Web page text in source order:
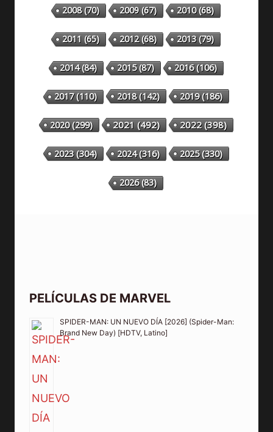
2008(70) 2009(67) 2010(68)
2011 (65) 2012(68) 2013(79)
2014(84) 2015(87) 2016(106)
2017(110) 2018(142) 2019(186)
2020(299) 2021(492) 2022(398)
2023(304) 2024(316) 2025(330)
2026(83)
PELÍCULAS DE MARVEL
SPIDER-MAN: UN NUEVO DÍA [2026] (Spider-Man:
Brand New Day) [HDTV, Latino]